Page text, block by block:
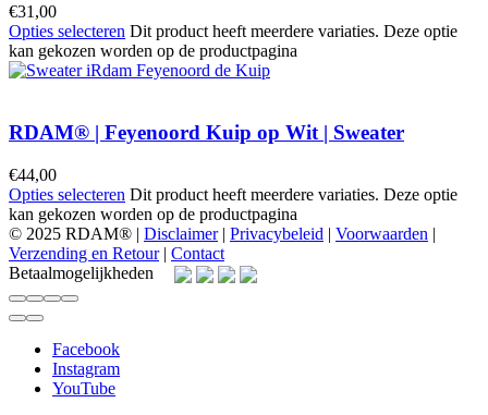
€31,00
Opties selecteren Dit product heeft meerdere variaties. Deze optie
kan gekozen worden op de productpagina
RDAM® | Feyenoord Kuip op Wit | Sweater
€44,00
Opties selecteren Dit product heeft meerdere variaties. Deze optie
kan gekozen worden op de productpagina
© 2025 RDAM® | Disclaimer| Privacybeleid | Voorwaarden |
Verzending en Retour| Contact
Betaalmogelijkheden
Facebook
Instagram
YouTube